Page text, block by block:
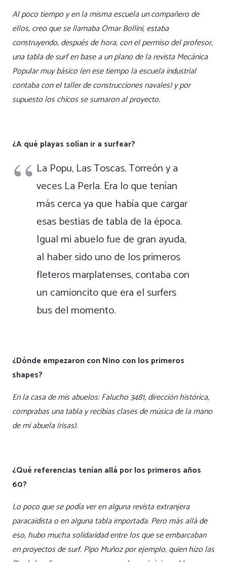
Al poco tiempo y en la misma escuela un compañero de
ellos, creo que se llamaba Omar Bollini, estaba
construyendo, después de hora, con el permiso del profesor,
una tabla de surf en base a un plano de la revista Mecánica
Popular muy básico (en ese tiempo la escuela industrial
contaba con el taller de construcciones navales) y por
supuesto los chicos se sumaron al proyecto.
¿A qué playas solían ir a surfear?
La Popu, Las Toscas, Torreón y a
veces La Perla. Era lo que tenían
más cerca ya que había que cargar
esas bestias de tabla de la época.
Igual mi abuelo fue de gran ayuda,
al haber sido uno de los primeros
fleteros marplatenses, contaba con
un camioncito que era el surfers
bus del momento.
¿Dónde empezaron con Nino con los primeros
shapes?
En la casa de mis abuelos: Falucho 3481, dirección histórica,
comprabas una tabla y recibías clases de música de la mano
de mi abuela (risas).
¿Qué referencias tenían allá por los primeros años
60?
Lo poco que se podía ver en alguna revista extranjera
paracaidista o en alguna tabla importada. Pero más allá de
eso, hubo mucha solidaridad entre los que se embarcaban
en proyectos de surf. Pipo Muñoz por ejemplo, quien hizo las